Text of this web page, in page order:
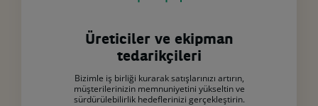
Üreticiler ve ekipman
tedarikçileri
Bizimle iş birliği kurarak satışlarınızı artırın,
müşterilerinizin memnuniyetini yükseltin ve
sürdürülebilirlik hedeflerinizi gerçekleştirin.